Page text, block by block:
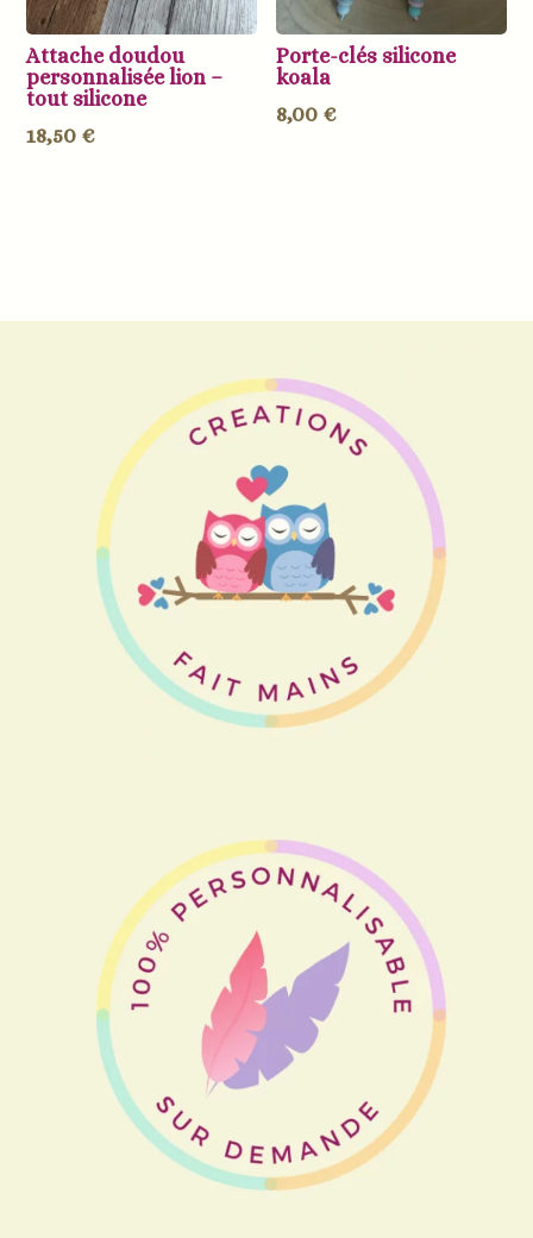
Attache doudou
personnalisée lion –
tout silicone
18,50 €
Porte-clés silicone
koala
8,00 €